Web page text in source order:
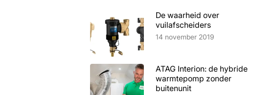
De waarheid over
vuilafscheiders
Lees artikel
14 november 2019
ATAG Interion: de hybride
warmtepomp zonder
buitenunit
Lees artikel